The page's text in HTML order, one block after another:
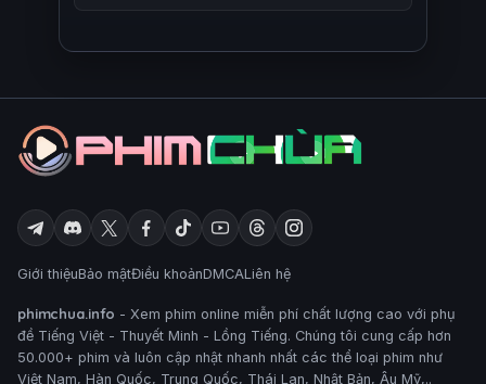
Giới thiệuBảo mậtĐiều khoảnDMCALiên hệ
phimchua.info - Xem phim online miễn phí chất lượng cao với phụ
đề Tiếng Việt - Thuyết Minh - Lồng Tiếng. Chúng tôi cung cấp hơn
50.000+ phim và luôn cập nhật nhanh nhất các thể loại phim như
Việt Nam, Hàn Quốc, Trung Quốc, Thái Lan, Nhật Bản, Âu Mỹ,..